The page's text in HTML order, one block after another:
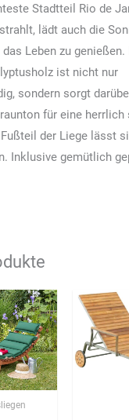
Stadtteil Rio de
lädt auch die
das Leben zu genießen.
ist nicht nur
sondern sorgt
für eine
der Liege lässt
Inklusive gemütlich